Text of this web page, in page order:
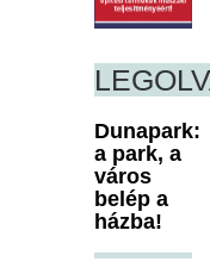
Dunapark:
a park, a
város
belép a
házba!